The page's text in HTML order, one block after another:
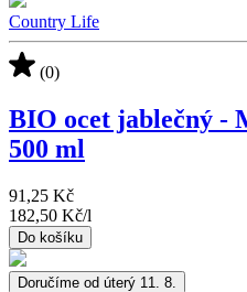
Country Life
(0)
BIO ocet jablečný -
500 ml
91,25 Kč
182,50 Kč/l
Do košíku
Doručíme od úterý 11. 8.